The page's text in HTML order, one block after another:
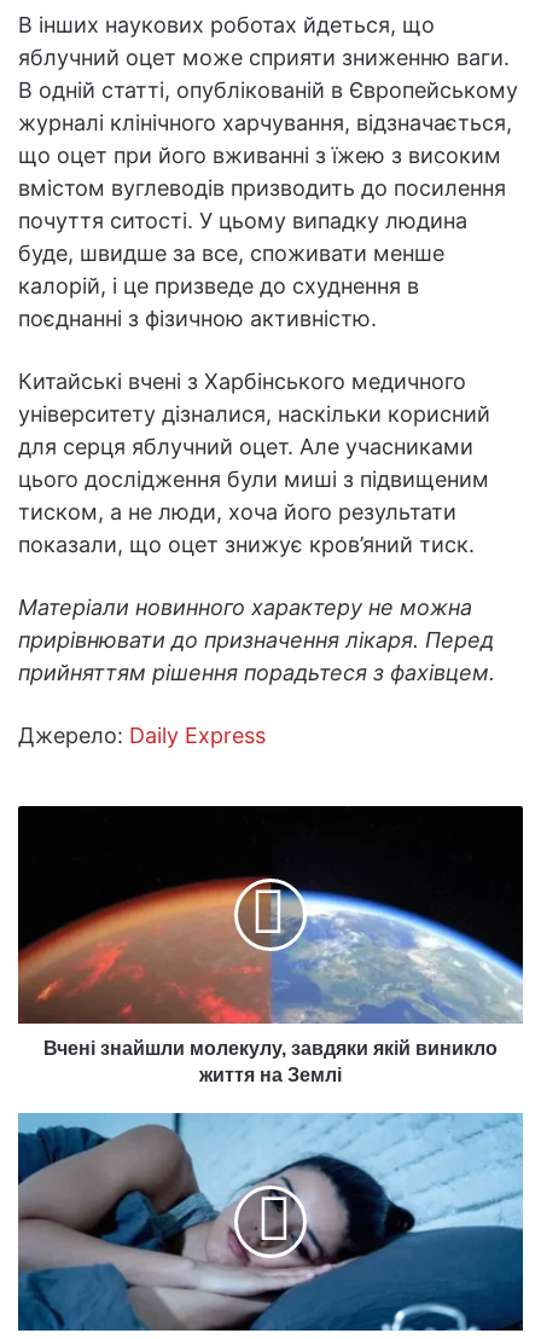
В інших наукових роботах йдеться, що
яблучний оцет може сприяти зниженню ваги.
В одній статті, опублікованій в Європейському
журналі клінічного харчування, відзначається,
що оцет при його вживанні з їжею з високим
вмістом вуглеводів призводить до посилення
почуття ситості. У цьому випадку людина
буде, швидше за все, споживати менше
калорій, і це призведе до схуднення в
поєднанні з фізичною активністю.
Китайські вчені з Харбінського медичного
університету дізналися, наскільки корисний
для серця яблучний оцет. Але учасниками
цього дослідження були миші з підвищеним
тиском, а не люди, хоча його результати
показали, що оцет знижує кров’яний тиск.
Матеріали новинного характеру не можна
прирівнювати до призначення лікаря. Перед
прийняттям рішення порадьтеся з фахівцем.
Джерело: Daily Express
виникло
життя
Землі
Вчені знайшли молекулу, завдяки якій виникло
життя на Землі
Чому
іноді
ми
не
можемо
навіть
якщо
сильно